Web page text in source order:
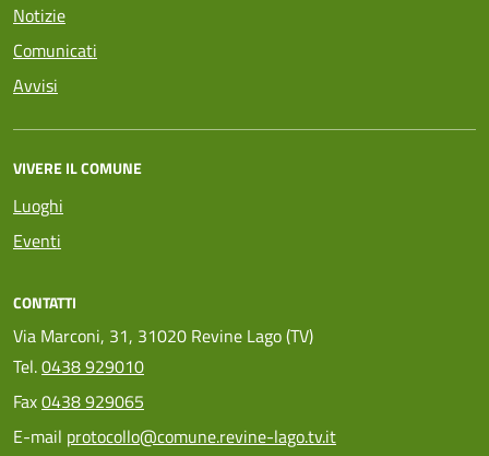
Notizie
Comunicati
Avvisi
VIVERE IL COMUNE
Luoghi
Eventi
CONTATTI
Via Marconi, 31, 31020 Revine Lago (TV)
Tel.0438 929010
Fax0438 929065
E-mail protocollo@comune.revine-lago.tv.it